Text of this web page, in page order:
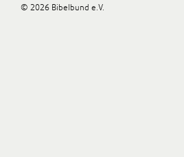
© 2026 Bibelbund e.V.